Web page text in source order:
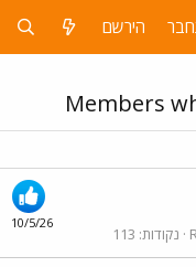
הירשם
Members
10/5/26
נקודות 113